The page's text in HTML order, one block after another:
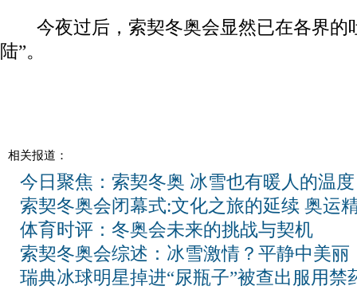
今夜过后，索契冬奥会显然已在各界的
陆”。
相关报道：
今日聚焦：索契冬奥 冰雪也有暖人的温度
索契冬奥会闭幕式:文化之旅的延续 奥运
体育时评：冬奥会未来的挑战与契机
索契冬奥会综述：冰雪激情？平静中美丽
瑞典冰球明星掉进“尿瓶子”被查出服用禁